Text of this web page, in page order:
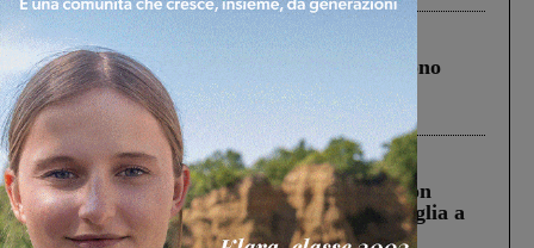
Cronaca 4 Agosto 2026
Un anno fa la strage in A1 in cui morirono
Gianni, Giulia e Franco. Lo schianto, il
processo, lo stop ai sorpassi fra tir....
Cronaca 3 Agosto 2026
Scomparso da una struttura di Castiglion
Fiorentino l’uomo che aveva ucciso la figlia a
Levane nel 2020